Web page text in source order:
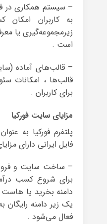
– سیستم همکاری در
به کاربران امکان
زیرمجموعه‌گیری یا
است .
– قالب‌های آماده
قالب‌ها ، امکانات
برای کاربران .
مزایای سایت فورکیا
پلتفرم فورکیا به
فایل ایرانی دارای
– ساخت سایت و
برای شروع کسب
دامنه بخرید یا هاست
یک زیر دامنه
فعال می‌شود .